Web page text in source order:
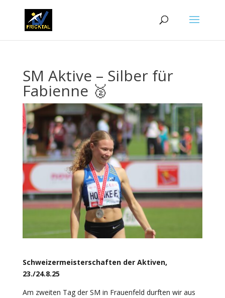
SM Aktive – Silber für
Fabienne 🥈
Schweizermeisterschaften der Aktiven,
23./24.8.25
Am zweiten Tag der SM in Frauenfeld durften wir aus